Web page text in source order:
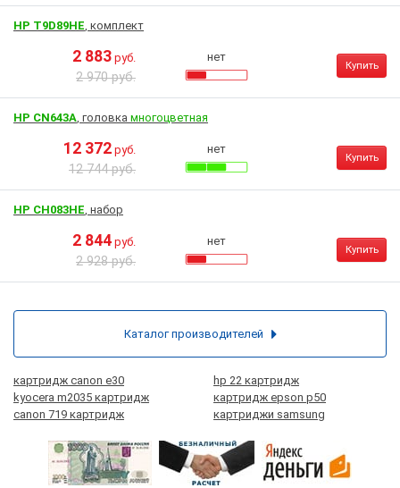
HP T9D89HE, комплект
2 883 руб.
2 970 руб.
нет
Купить
HP CN643A, головка многоцветная
12 372 руб.
12 744 руб.
нет
Купить
HP CH083HE, набор
2 844 руб.
2 928 руб.
нет
Купить
картридж canon e30
hp 22 картридж
kyocera m2035 картридж
картридж epson p50
canon 719 картридж
картриджи samsung